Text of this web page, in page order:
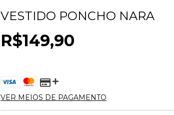
VESTIDO PONCHO NARA
R$149,90
VER MEIOS DE PAGAMENTO